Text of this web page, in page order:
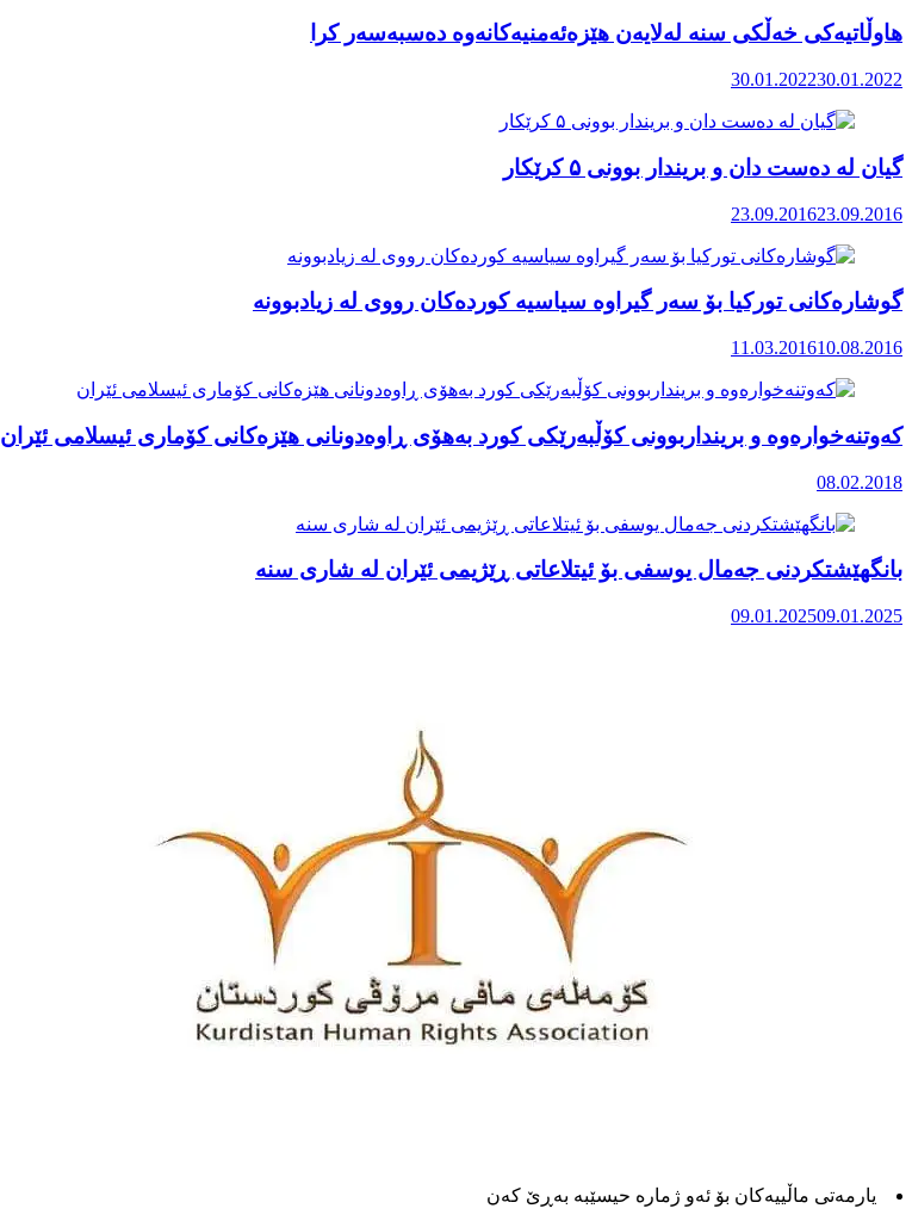
هاوڵاتیەکی خەڵکی سنە لەلایەن هێزەئەمنیەکانەوە دەسبەسەر کرا
30.01.202230.01.2022
گیان له‌ ده‌ست دان و بریندار بوونی ۵ كرێكار
23.09.201623.09.2016
گوشارەکانی تورکیا بۆ سەر گیراوە سیاسیە کوردەکان رووی لە زیادبوونە
11.03.201610.08.2016
کەوتنەخوارەوە و برینداربوونی کۆڵبەرێکی کورد بەهۆی ڕاوەدونانی هێزەکانی کۆماری ئیسلامی ئێران
08.02.2018
بانگهێشتکردنی جەمال یوسفی بۆ ئیتلاعاتی ڕێژیمی ئێران لە شاری سنه
09.01.202509.01.2025
یارمەتی ماڵییەکان بۆ ئەو ژماره حیسێبە بەڕێ کەن